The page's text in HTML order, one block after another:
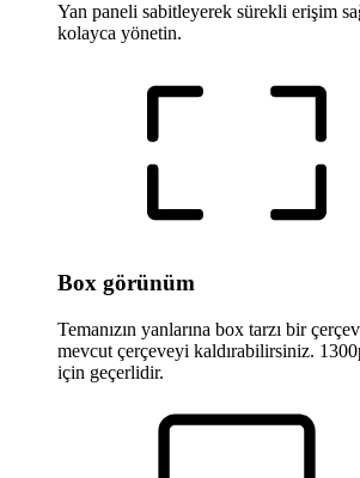
Yan paneli sabitleyerek sürekli erişim
kolayca yönetin.
Box görünüm
Temanızın yanlarına box tarzı bir
mevcut çerçeveyi kaldırabilirsiniz.
için geçerlidir.